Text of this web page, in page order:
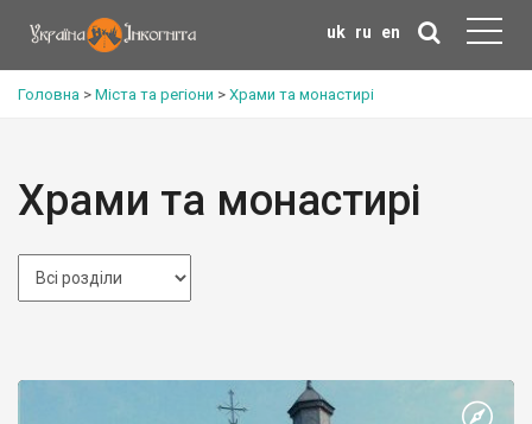
uk ru en
Головна > Міста та регіони > Храми та монастирі
Храми та монастирі